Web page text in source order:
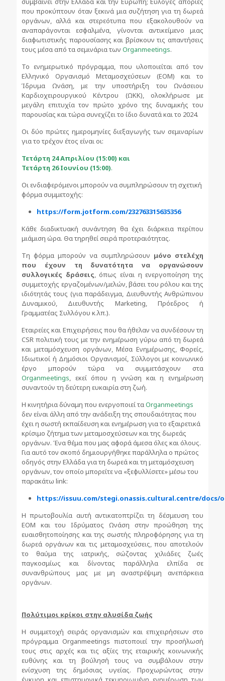
που προκύπτουν όταν ξεκινά μια συζήτηση για τη δωρεά
οργάνων, αλλά και στερεότυπα που εξακολουθούν να
αναπαράγονται εσφαλμένα, γίνονται αντικείμενο μιας
διαφωτιστικής παρουσίασης και βρίσκουν τις απαντήσεις
τους μέσα από τα σεμινάρια των Organmeetings.
Το ενημερωτικό πρόγραμμα, που υλοποιείται από τον
Ελληνικό Οργανισμό Μεταμοσχεύσεων (ΕΟΜ) και το
Ίδρυμα Ωνάση, με την υποστήριξη του Ωνάσειου
Καρδιοχειρουργικού Κέντρου (ΩΚΚ), ολοκλήρωσε με
μεγάλη επιτυχία τον πρώτο χρόνο της δυναμικής του
παρουσίας και τώρα συνεχίζει το ίδιο δυνατά και το 2024.
Οι δύο πρώτες ημερομηνίες διεξαγωγής των σεμιναρίων
για το τρέχον έτος είναι οι:
Τετάρτη 24 Απριλίου (15:00) και
Τετάρτη 26 Ιουνίου (15:00).
Οι ενδιαφερόμενοι μπορούν να συμπληρώσουν τη σχετική
φόρμα συμμετοχής:
https://form.jotform.com/232763315635356
Κάθε διαδικτυακή συνάντηση θα έχει διάρκεια περίπου
μιάμιση ώρα. Θα τηρηθεί σειρά προτεραιότητας.
Τη φόρμα μπορούν να συμπληρώσουν μόνο στελέχη
που έχουν τη δυνατότητα να οργανώσουν
συλλογικές δράσεις , όπως είναι η ενεργοποίηση της
συμμετοχής εργαζομένων/μελών, βάσει του ρόλου και της
ιδιότητάς τους (για παράδειγμα, Διευθυντής Ανθρώπινου
Δυναμικού, Διευθυντής Marketing, Πρόεδρος ή
Γραμματέας Συλλόγου κ.λπ.).
Εταιρείες και Επιχειρήσεις που θα ήθελαν να συνδέσουν τη
CSR πολιτική τους με την ενημέρωση γύρω από τη δωρεά
και μεταμόσχευση οργάνων, Μέσα Ενημέρωσης, Φορείς,
Ιδιωτικοί ή Δημόσιοι Οργανισμοί, Σύλλογοι με κοινωνικό
έργο μπορούν τώρα να συμμετάσχουν στα
Organmeetings , εκεί όπου η γνώση και η ενημέρωση
συναντούν τη δεύτερη ευκαιρία στη ζωή.
Η κινητήρια δύναμη που ενεργοποιεί τα Organmeetings
δεν είναι άλλη από την ανάδειξη της σπουδαιότητας που
έχει η σωστή εκπαίδευση και ενημέρωση για το εξαιρετικά
κρίσιμο ζήτημα των μεταμοσχεύσεων και της δωρεάς
οργάνων. Ένα θέμα που μας αφορά άμεσα όλες και όλους.
Για αυτό τον σκοπό δημιουργήθηκε παράλληλα ο πρώτος
οδηγός στην Ελλάδα για τη δωρεά και τη μεταμόσχευση
οργάνων, τον οποίο μπορείτε να «ξεφυλλίσετε» μέσω του
παρακάτω link:
https://issuu.com/stegi.onassis.cultural.centre/docs/
Η πρωτοβουλία αυτή αντικατοπτρίζει τη δέσμευση του
ΕΟΜ και του Ιδρύματος Ωνάση στην προώθηση της
ευαισθητοποίησης και της σωστής πληροφόρησης για τη
δωρεά οργάνων και τις μεταμοσχεύσεις, που αποτελούν
το θαύμα της ιατρικής, σώζοντας χιλιάδες ζωές
παγκοσμίως και δίνοντας παράλληλα ελπίδα σε
συνανθρώπους μας με μη αναστρέψιμη ανεπάρκεια
οργάνων.
Πολύτιμοι κρίκοι στην αλυσίδα ζωής
Η συμμετοχή σειράς οργανισμών και επιχειρήσεων στο
πρόγραμμα Organmeetings πιστοποιεί την προσήλωσή
τους στις αρχές και τις αξίες της εταιρικής κοινωνικής
ευθύνης και τη βούλησή τους να συμβάλουν στην
ενίσχυση της δημόσιας υγείας. Προχωρώντας στην